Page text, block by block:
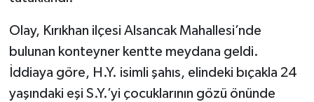
Olay, Kırıkhan ilçesi Alsancak Mahallesi’nde
bulunan konteyner kentte meydana geldi.
İddiaya göre, H.Y. isimli şahıs, elindeki bıçakla 24
yaşındaki eşi S.Y.’yi çocuklarının gözü önünde